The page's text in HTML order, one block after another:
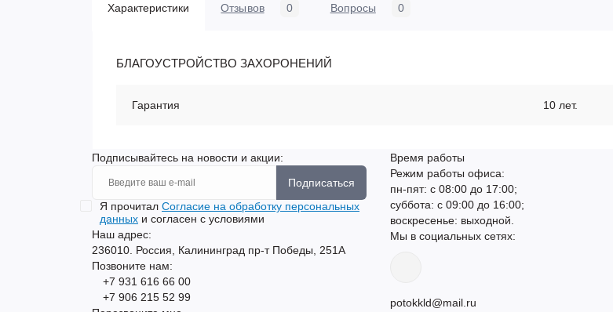
Характеристики Отзывов 0 Вопросы 0
БЛАГОУСТРОЙСТВО ЗАХОРОНЕНИЙ
Гарантия 10 лет.
Подписывайтесь на новости и акции:
Подписаться
Я прочитал Согласие на обработку персональных
данных и согласен с условиями
Наш адрес:
236010. Россия, Калининград пр-т Победы, 251А
Позвоните нам:
+7 931 616 66 00
+7 906 215 52 99
Время работы
Режим работы офиса:
пн-пят: с 08:00 до 17:00;
суббота: с 09:00 до 16:00;
воскресенье: выходной.
Мы в социальных сетях:
potokkld@mail.ru